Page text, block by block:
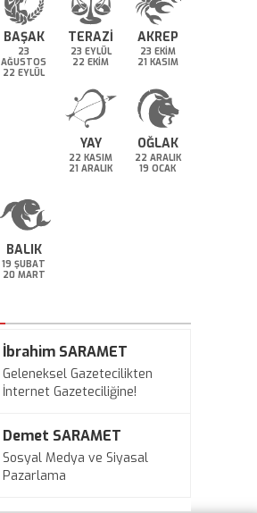
BAŞAK
23
AĞUSTOS
22 EYLÜL
TERAZİ
23 EYLÜL
22 EKİM
AKREP
23 EKİM
21 KASIM
YAY
22 KASIM
21 ARALIK
OĞLAK
22 ARALIK
19 OCAK
BALIK
19 ŞUBAT
20 MART
İbrahim SARAMET
Geleneksel Gazetecilikten
İnternet Gazeteciliğine!
Demet SARAMET
Sosyal Medya ve Siyasal
Pazarlama